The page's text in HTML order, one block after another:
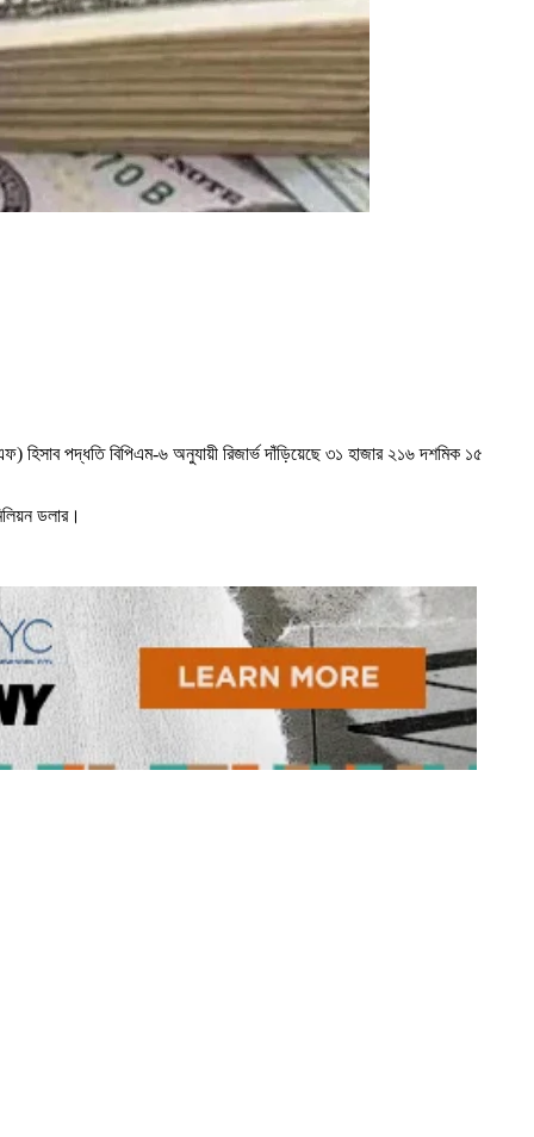
পদ্ধতি বিপিএম-৬ অনুযায়ী রিজার্ভ দাঁড়িয়েছে ৩১ হাজার ২১৬ দশমিক ১৫
ডলার।